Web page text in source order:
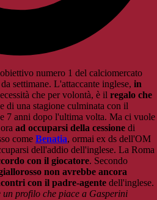
numero 1 del calciomercato
settimane. L'attaccante inglese, in
che per volontà, è il regalo che
di una stagione culminata con il
7 anni dopo l'ultima volta. Ma ci vuole
ad occuparsi della cessione di
come Benatia, ormai ex ds dell'OM
dell'addio dell'inglese. La Roma
con il giocatore. Secondo
non avrebbe ancora
con il padre-agente dell'inglese.
un profilo che piace a Gasperini